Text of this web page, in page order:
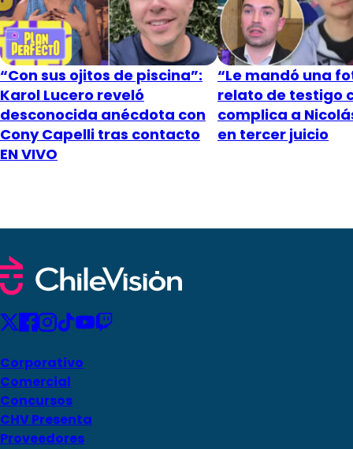
“Con sus ojitos de piscina”:
Karol Lucero reveló
desconocida anécdota con
Cony Capelli tras contacto
EN VIVO
“Le mandó una
relato de testigo
complica a
en tercer juicio
Corporativo
Comercial
Concursos
CHV Presenta
Proveedores